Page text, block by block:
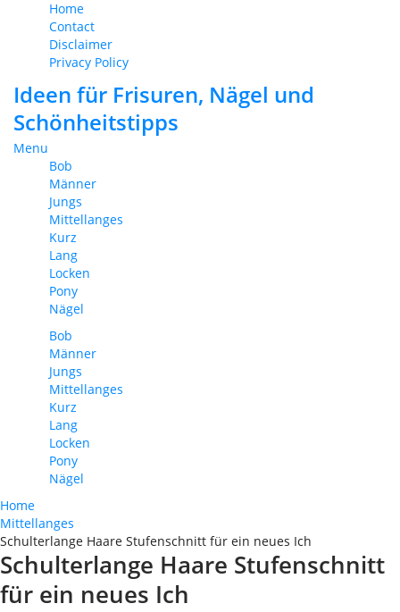
Home
Contact
Disclaimer
Privacy Policy
Ideen für Frisuren, Nägel und
Schönheitstipps
Menu
Bob
Männer
Jungs
Mittellanges
Kurz
Lang
Locken
Pony
Nägel
Bob
Männer
Jungs
Mittellanges
Kurz
Lang
Locken
Pony
Nägel
Home
Mittellanges
Schulterlange Haare Stufenschnitt für ein neues Ich
Schulterlange Haare Stufenschnitt
für ein neues Ich